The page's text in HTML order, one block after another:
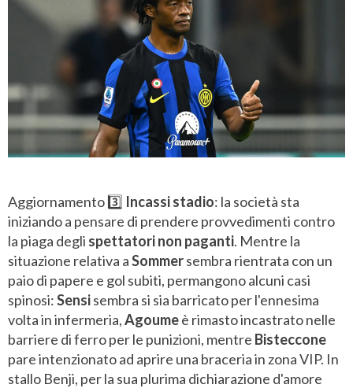
Aggiornamento 3️⃣ Incassi stadio: la società sta
iniziando a pensare di prendere provvedimenti contro
la piaga degli spettatori non paganti. Mentre la
situazione relativa aSommersembra rientrata con un
paio di papere e gol subiti, permangono alcuni casi
spinosi:Sensisembra si sia barricato per l'ennesima
volta in infermeria,Agoumeè rimasto incastrato nelle
barriere di ferro per le punizioni, mentre Bisteccone
pare intenzionato ad aprire una braceria in zona VIP. In
stallo Benji, per la sua plurima dichiarazione d'amore